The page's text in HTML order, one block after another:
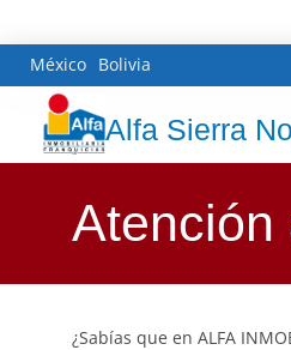
México Bolivia
Alfa Sierra
Atención
¿Sabías que en ALFA